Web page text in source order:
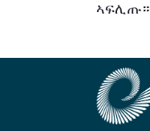
ኣፍሊጡ።